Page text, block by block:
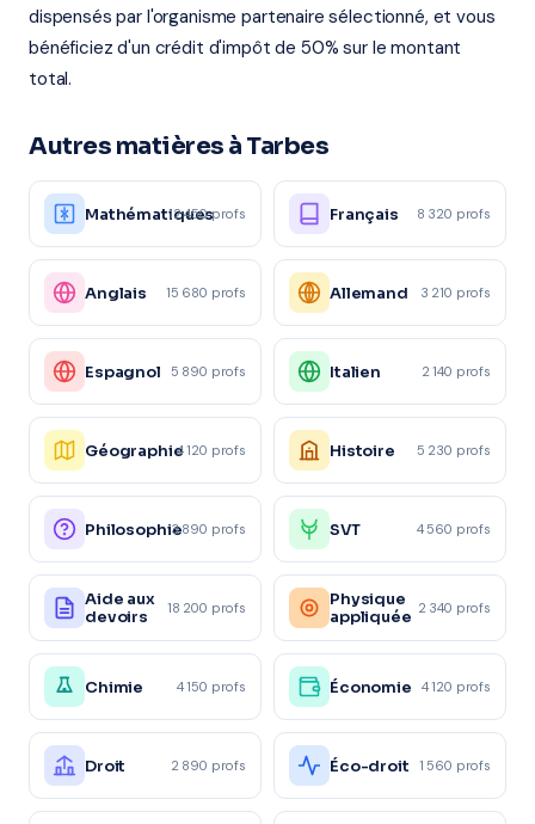
dispensés par l'organisme partenaire sélectionné, et vous
bénéficiez d'un crédit d'impôt de 50% sur le montant
total.
Autres matières à Tarbes
Mathématiques
12 450 profs Français 8 320 profs
Anglais 15 680 profs Allemand 3 210 profs
Espagnol 5 890 profs Italien 2 140 profs
Géographie4 120 profs Histoire 5 230 profs
Philosophie3 890 profs SVT 4 560 profs
Aide aux
devoirs
18 200 profs
Physique
appliquée 2 340 profs
Chimie 4 150 profs Économie 4 120 profs
Droit 2 890 profs Éco-droit 1 560 profs